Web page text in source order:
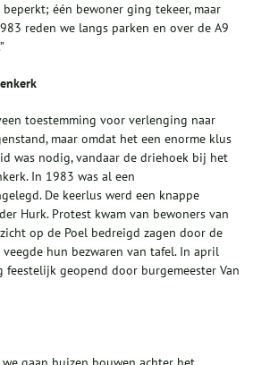
één bewoner ging tekeer, maar
reden we langs parken en over de A9
toestemming voor verlenging naar
maar omdat het een enorme klus
was nodig, vandaar de driehoek bij het
In 1983 was al een
De keerlus werd een knappe
Hurk. Protest kwam van bewoners van
op de Poel bedreigd zagen door de
hun bezwaren van tafel. In april
geopend door burgemeester Van